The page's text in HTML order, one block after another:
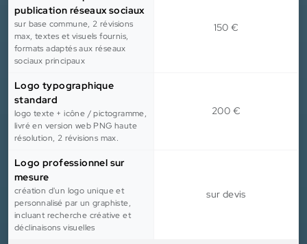
publication réseaux sociaux
sur base commune, 2 révisions
max, textes et visuels fournis,
formats adaptés aux réseaux
sociaux principaux
150 €
Logo typographique
standard
logo texte + icône / pictogramme,
livré en version web PNG haute
résolution, 2 révisions max.
200 €
Logo professionnel sur
mesure
création d'un logo unique et
personnalisé par un graphiste,
incluant recherche créative et
déclinaisons visuelles
sur devis